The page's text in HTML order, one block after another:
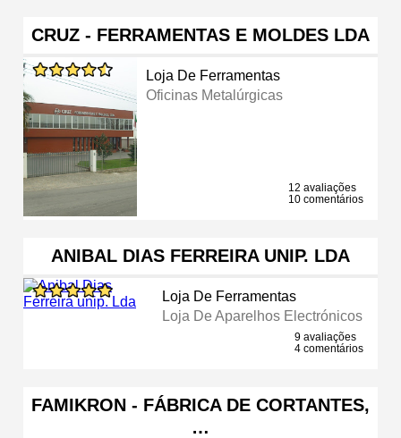
CRUZ - FERRAMENTAS E MOLDES LDA
Loja De Ferramentas
Oficinas Metalúrgicas
12 avaliações
10 comentários
ANIBAL DIAS FERREIRA UNIP. LDA
Loja De Ferramentas
Loja De Aparelhos Electrónicos
9 avaliações
4 comentários
FAMIKRON - FÁBRICA DE CORTANTES,
…